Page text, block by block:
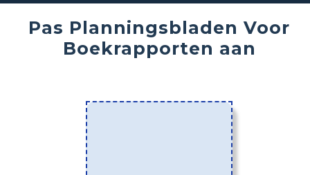
Pas Planningsbladen Voor
Boekrapporten aan